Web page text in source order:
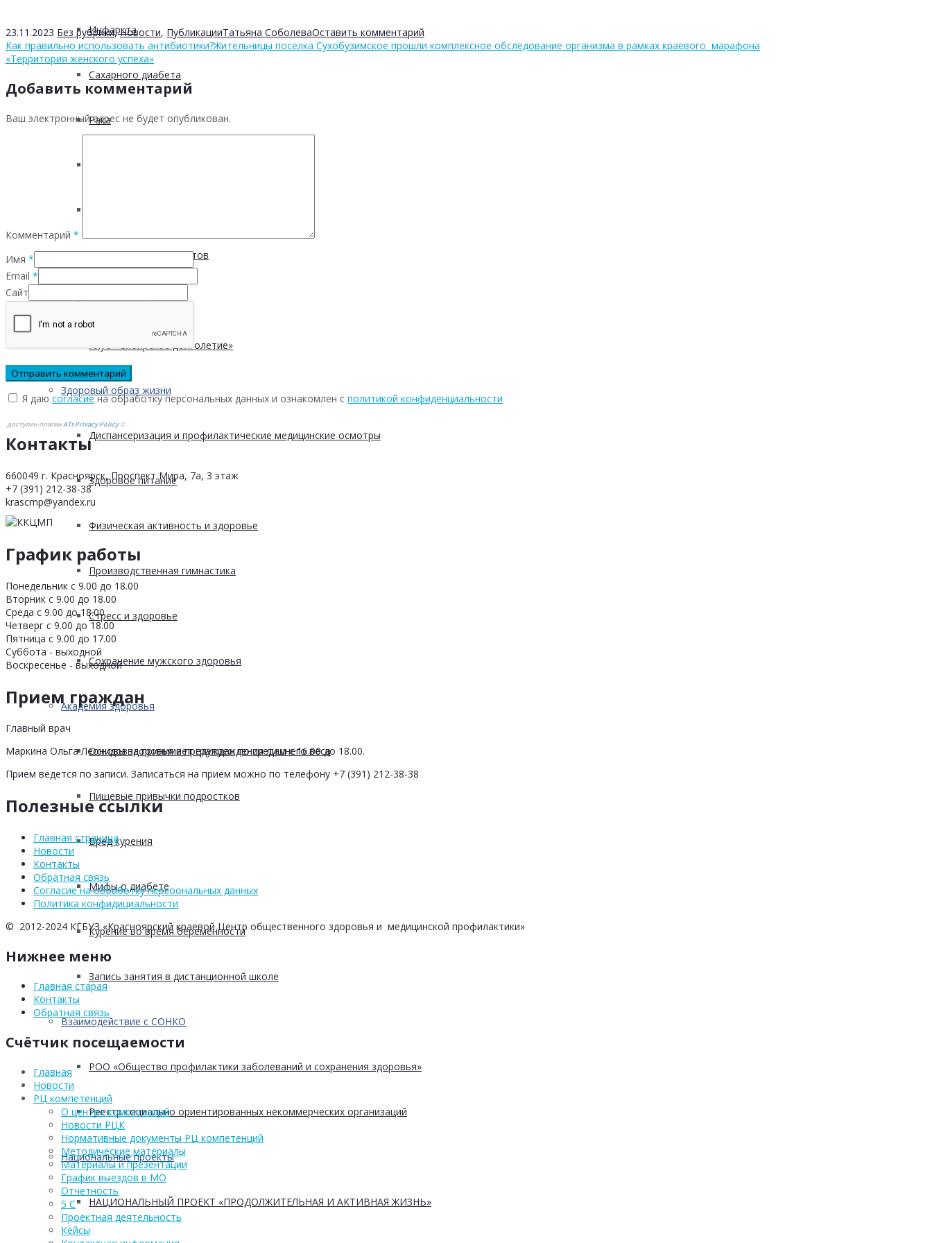
Инфаркта
Сахарного диабета
Рака
Безопасность пациентов
Школа ХНИЗ
Клуб «Сибирское долголетие»
Здоровый образ жизни
Диспансеризация и профилактические медицинские осмотры
Здоровое питание
Физическая активность и здоровье
Производственная гимнастика
Стресс и здоровье
Сохранение мужского здоровья
Академия здоровья
Основы здоровья и предупреждения лишнего веса
Пищевые привычки подростков
Вред курения
Мифы о диабете
Курение во время беременности
Запись занятия в дистанционной школе
Взаимодействие с СОНКО
РОО «Общество профилактики заболеваний и сохранения здоровья»
Реестр социально ориентированных некоммерческих организаций
Национальные проекты
НАЦИОНАЛЬНЫЙ ПРОЕКТ «ПРОДОЛЖИТЕЛЬНАЯ И АКТИВНАЯ ЖИЗНЬ»
23.11.2023 Без рубрики,Новости, ПубликацииТатьяна СоболеваОставить комментарий
Как правильно использовать антибиотики?Жительницы поселка Сухобузимское прошли комплексное обследование организма в рамках краевого марафона
«Территория женского успеха»
Добавить комментарий
Ваш электронный адрес не будет опубликован.
Комментарий *
Имя *
Email *
Сайт
Я даю согласиена обработку персональных данных и ознакомлен с политикой конфиденциальности
доступен плагинATs Privacy Policy©
Контакты
660049 г. Красноярск, Проспект Мира, 7а, 3 этаж
+7 (391) 212-38-38
krascmp@yandex.ru
График работы
Понедельник с 9.00 до 18.00
Вторник с 9.00 до 18.00
Среда с 9.00 до 18.00
Четверг с 9.00 до 18.00
Пятница с 9.00 до 17.00
Суббота - выходной
Воскресенье - выходной
Прием граждан
Главный врач
Маркина Ольга Леонидовна принимает граждан по средам с 16.00 до 18.00.
Прием ведется по записи. Записаться на прием можно по телефону +7 (391) 212-38-38
Полезные ссылки
Главная страница
Новости
Контакты
Обратная связь
Согласие на обработку персоональных данных
Политика конфидициальности
© 2012-2024 КГБУЗ «Красноярский краевой Центр общественного здоровья и медицинской профилактики»
Нижнее меню
Главная старая
Контакты
Обратная связь
Счётчик посещаемости
Главная
Новости
РЦ компетенций
О центре компетенций
Новости РЦК
Нормативные документы РЦ компетенций
Методические материалы
Материалы и презентации
График выездов в МО
Отчетность
5 С
Проектная деятельность
Кейсы